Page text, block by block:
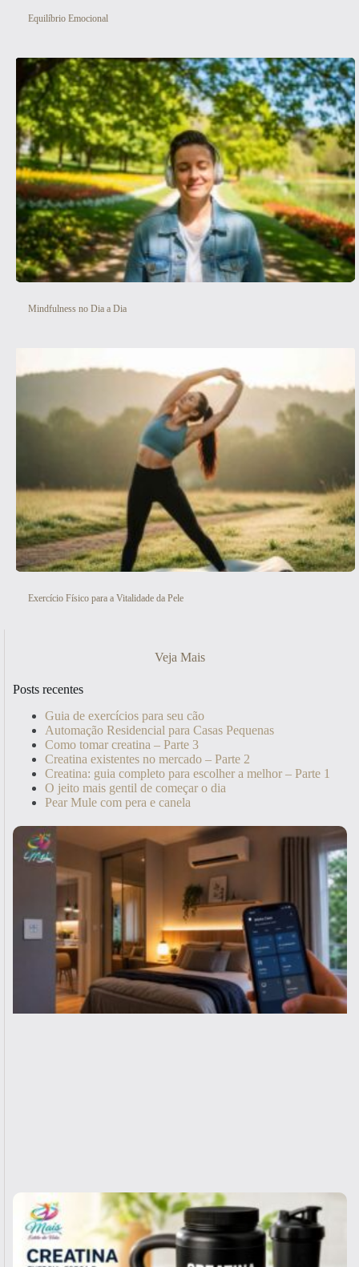
Equilíbrio Emocional
Mindfulness no Dia a Dia
Exercício Físico para a Vitalidade da Pele
Veja Mais
Posts recentes
Guia de exercícios para seu cão
Automação Residencial para Casas Pequenas
Como tomar creatina – Parte 3
Creatina existentes no mercado – Parte 2
Creatina: guia completo para escolher a melhor – Parte 1
O jeito mais gentil de começar o dia
Pear Mule com pera e canela